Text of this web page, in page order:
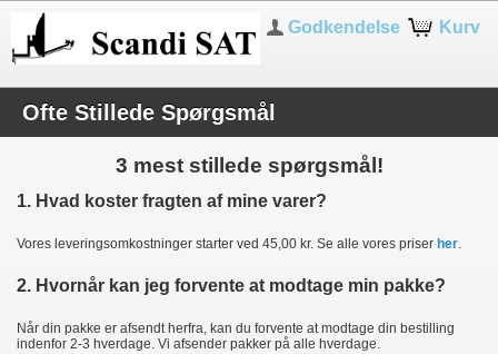
Kurv
Godkendelse
Ofte Stillede Spørgsmål
3 mest stillede spørgsmål!
1. Hvad koster fragten af mine varer?
Vores leveringsomkostninger starter ved 45,00 kr. Se alle vores priser her.
2. Hvornår kan jeg forvente at modtage min pakke?
Når din pakke er afsendt herfra, kan du forvente at modtage din bestilling
indenfor 2-3 hverdage. Vi afsender pakker på alle hverdage.